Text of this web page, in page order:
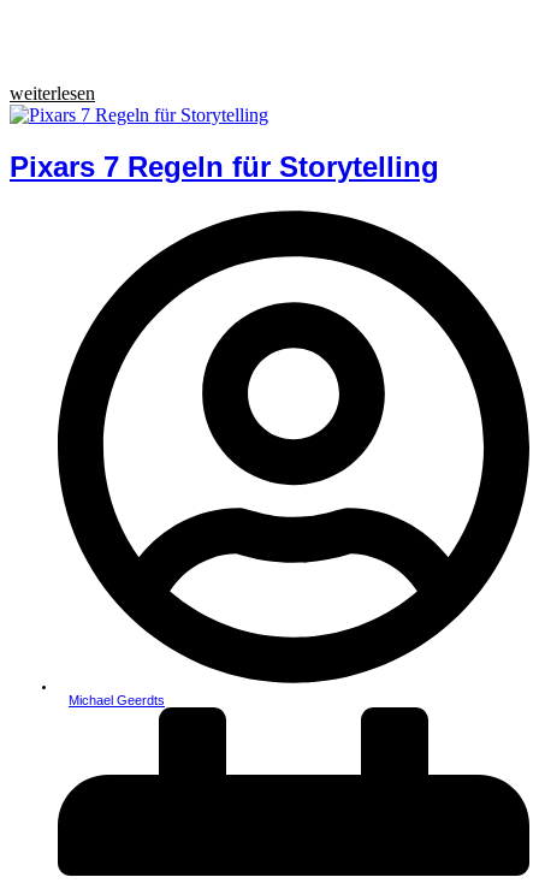
weiterlesen
Pixars 7 Regeln für Storytelling
Michael Geerdts